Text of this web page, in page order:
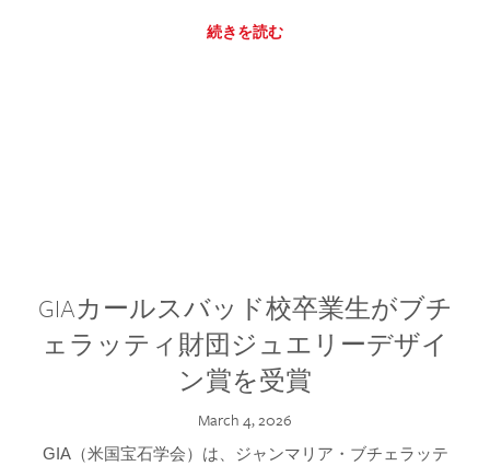
続きを読む
GIAカールスバッド校卒業生がブチ
ェラッティ財団ジュエリーデザイ
ン賞を受賞
March 4, 2026
GIA（米国宝石学会）は、ジャンマリア・ブチェラッテ